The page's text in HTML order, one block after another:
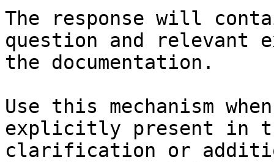
The response will
question and relevant
the documentation.
Use this mechanism
explicitly present in
clarification or